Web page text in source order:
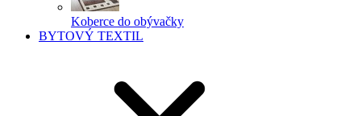
Koberce do obývačky
BYTOVÝ TEXTIL